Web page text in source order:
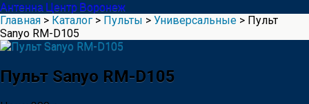
Антенна Центр Воронеж
Главная > Каталог > Пульты > Универсальные > Пульт
Sanyo RM-D105
Пульт Sanyo RM-D105